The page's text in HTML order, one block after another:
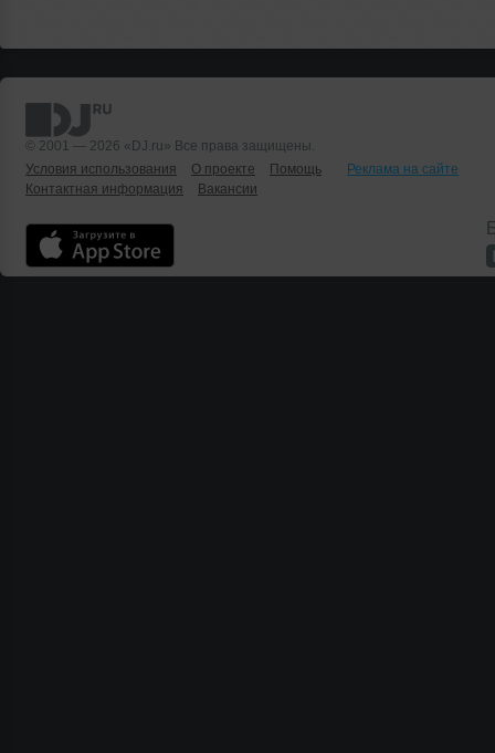
© 2001 — 2026 «DJ.ru» Все права защищены.
Условия использования
О проекте Помощь
Реклама на сайте
Контактная информация
Вакансии